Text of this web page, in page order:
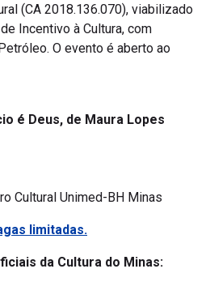
(CA 2018.136.070), viabilizado
Incentivo à Cultura, com
O evento é aberto ao
é Deus, de Maura Lopes
Cultural Unimed-BH Minas
limitadas.
da Cultura do Minas: